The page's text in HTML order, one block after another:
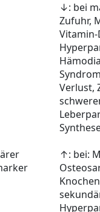
↓: bei
Zufuhr,
Verlust,
↑: bei: